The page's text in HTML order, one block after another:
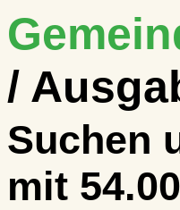
/
Suchen
mit